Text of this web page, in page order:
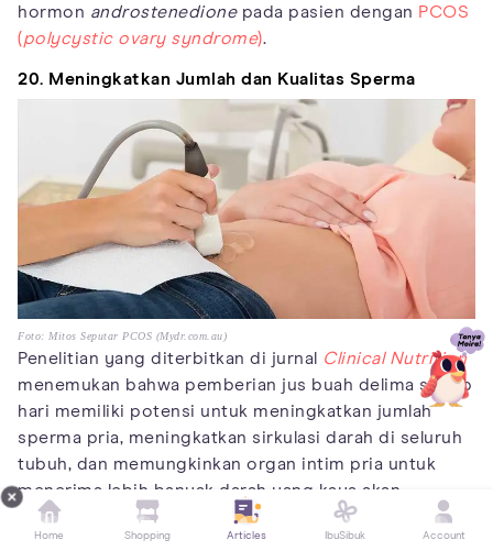
hormon androstenedionepada pasien dengan PCOS
(polycystic ovary syndrome).
20. Meningkatkan Jumlah dan Kualitas Sperma
Foto: Mitos Seputar PCOS (Mydr.com.au)
Penelitian yang diterbitkan di jurnal
Clinical Nutrition
menemukan bahwa pemberian jus buah delima setiap
hari memiliki potensi untuk meningkatkan jumlah
sperma pria, meningkatkan sirkulasi darah di seluruh
tubuh, dan memungkinkan organ intim pria untuk
menerima lebih banyak darah yang kaya akan
oksigen.
Home Shopping Articles IbuSibuk Account